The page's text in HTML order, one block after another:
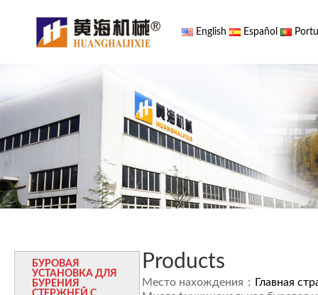
English Español
БУРОВАЯ
УСТАНОВКА ДЛЯ
БУРЕНИЯ
Products
Место нахождения：
Главная